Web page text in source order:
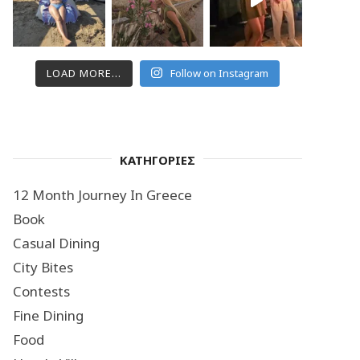
LOAD MORE... Follow on Instagram
ΚΑΤΗΓΟΡΙΕΣ
12 Month Journey In Greece
Book
Casual Dining
City Bites
Contests
Fine Dining
Food